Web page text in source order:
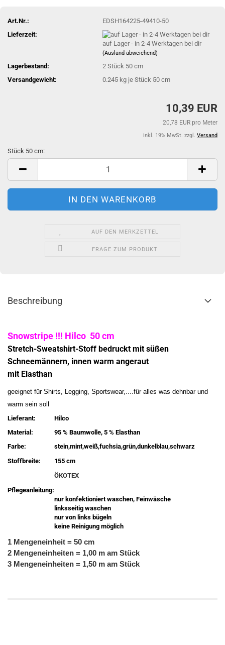
Art.Nr.:
EDSH164225-49410-50
Lieferzeit:
auf Lager - in 2-4 Werktagen bei dir
(Ausland abweichend)
Lagerbestand: 2Stück 50 cm
Versandgewicht:
0.245 kg je Stück 50 cm
10,39 EUR
20,78 EUR pro Meter
inkl. 19% MwSt. zzgl. Versand
Stück 50 cm:
Stück
cm
AUF DEN MERKZETTEL
FRAGE ZUM PRODUKT
Beschreibung
Snowstripe !!! Hilco 50 cm
Stretch-Sweatshirt-Stoff bedruckt mit süßen
Schneemännern, innen warm angeraut
mit Elasthan
geeignet für Shirts, Legging, Sportswear,....für alles was dehnbar und
warm sein soll
Lieferant:
Hilco
Material:
95 % Baumwolle, 5 % Elasthan
Farbe:
stein,mint,weiß,fuchsia,grün,dunkelblau,schwarz
Stoffbreite:
155 cm
ÖKOTEX
Pflegeanleitung:
nur konfektioniert waschen, Feinwäsche
linksseitig waschen
nur von links bügeln
keine Reinigung möglich
1 Mengeneinheit = 50 cm
2 Mengeneinheiten = 1,00 m am Stück
3 Mengeneinheiten = 1,50 m am Stück